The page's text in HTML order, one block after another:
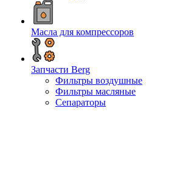
Масла для компрессоров
Запчасти Berg
Фильтры воздушные
Фильтры масляные
Сепараторы